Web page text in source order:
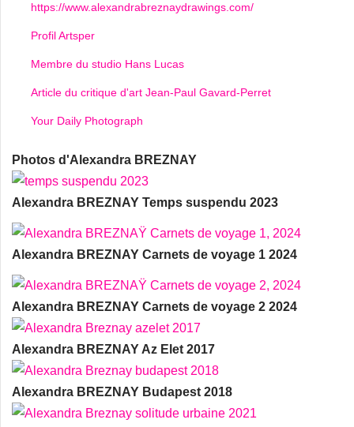
https://www.alexandrabreznaydrawings.com/
Profil Artsper
Membre du studio Hans Lucas
Article du critique d'art Jean-Paul Gavard-Perret
Your Daily Photograph
Photos d'Alexandra BREZNAY
Alexandra BREZNAY Temps suspendu 2023
Alexandra BREZNAY Carnets de voyage 1 2024
Alexandra BREZNAY Carnets de voyage 2 2024
Alexandra BREZNAY Az Elet 2017
Alexandra BREZNAY Budapest 2018